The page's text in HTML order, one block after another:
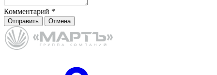
Комментарий *
Отправить Отмена